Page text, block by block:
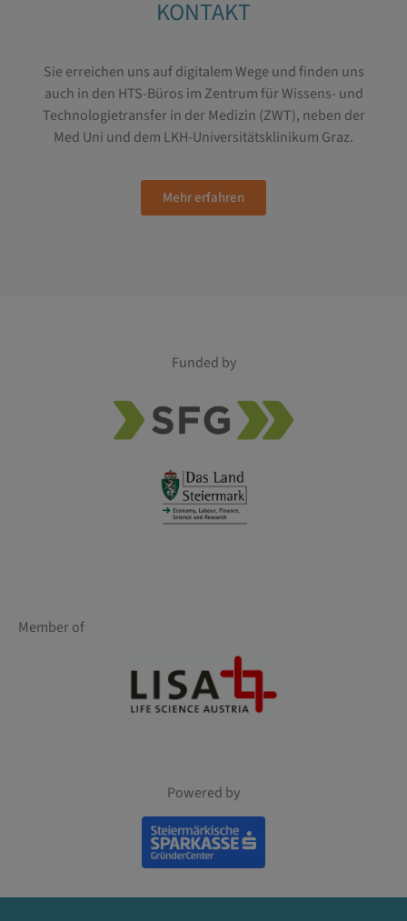
KONTAKT
Sie erreichen uns auf digitalem Wege und finden uns
auch in den HTS-Büros im Zentrum für Wissens- und
Technologietransfer in der Medizin (ZWT), neben der
Med Uni und dem LKH-Universitätsklinikum Graz.
Mehr erfahren
Funded by
Member of
Powered by